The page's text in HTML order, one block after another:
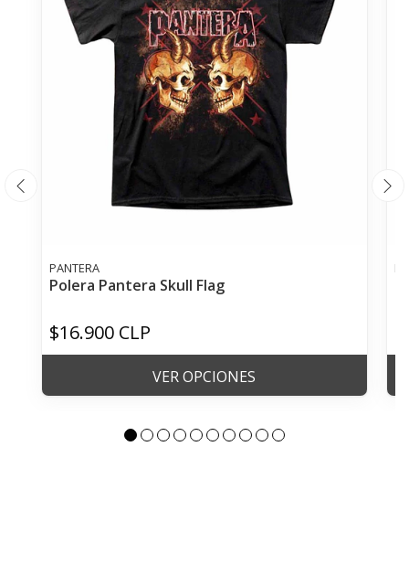
PANTERA
Polera Pantera Skull Flag
$16.900 CLP
VER OPCIONES